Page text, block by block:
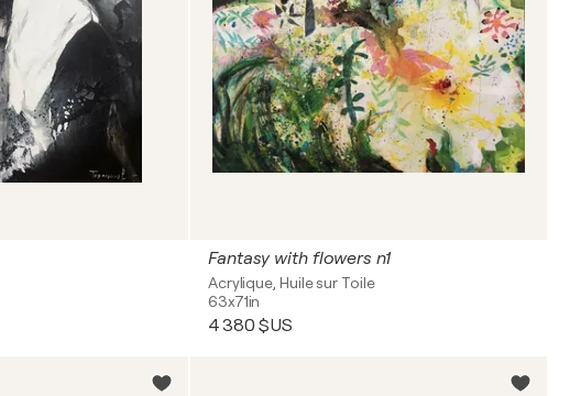
Fantasy with flowers n1
Acrylique, Huile sur Toile
63x71in
4 380 $US